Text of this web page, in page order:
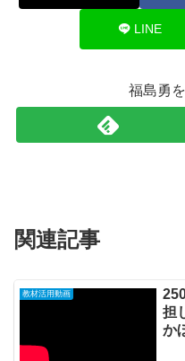
LINE
福島勇
関連記事
教材活用動画
担
か